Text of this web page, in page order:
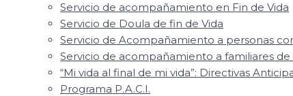
Servicio de acompañamiento en Fin de Vida
Servicio de Doula de fin de Vida
Servicio de Acompañamiento a personas
Servicio de acompañamiento a familiares
“Mi vida al final de mi vida”: Directivas
Programa P.A.C.I.